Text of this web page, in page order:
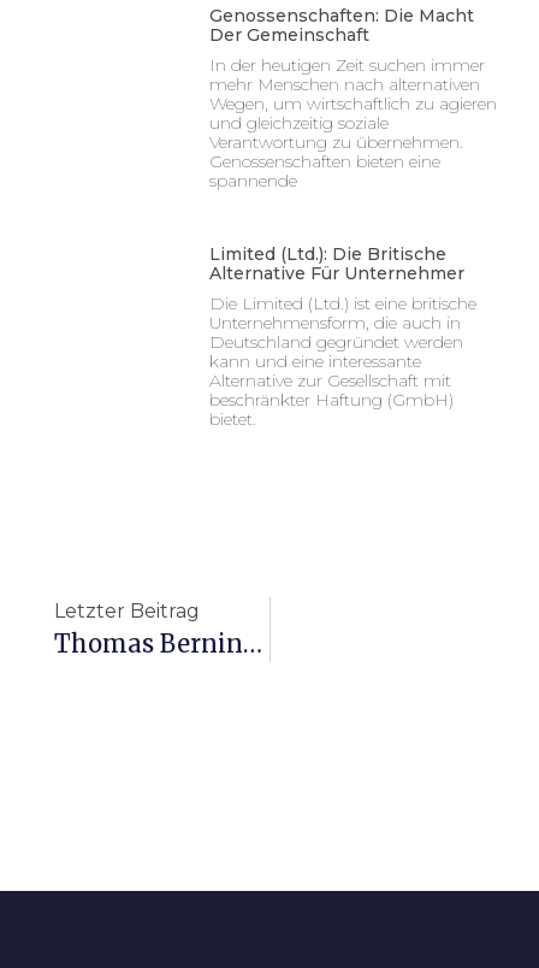
Genossenschaften: Die Macht
Der Gemeinschaft
In der heutigen Zeit suchen immer
mehr Menschen nach alternativen
Wegen, um wirtschaftlich zu agieren
und gleichzeitig soziale
Verantwortung zu übernehmen.
Genossenschaften bieten eine
spannende
Limited (Ltd.): Die Britische
Alternative Für Unternehmer
Die Limited (Ltd.) ist eine britische
Unternehmensform, die auch in
Deutschland gegründet werden
kann und eine interessante
Alternative zur Gesellschaft mit
beschränkter Haftung (GmbH)
bietet.
Letzter Beitrag
Thomas Berninger